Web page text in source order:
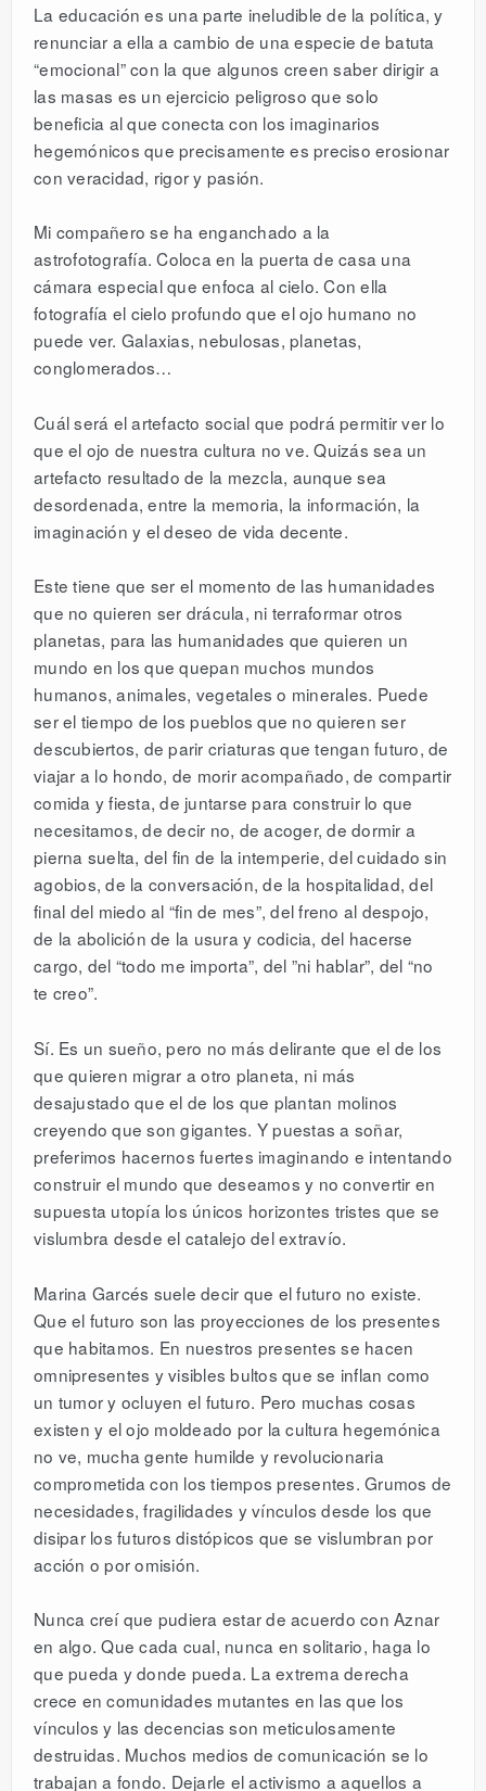
La educación es una parte ineludible de la política, y
renunciar a ella a cambio de una especie de batuta
“emocional” con la que algunos creen saber dirigir a
las masas es un ejercicio peligroso que solo
beneficia al que conecta con los imaginarios
hegemónicos que precisamente es preciso erosionar
con veracidad, rigor y pasión.
Mi compañero se ha enganchado a la
astrofotografía. Coloca en la puerta de casa una
cámara especial que enfoca al cielo. Con ella
fotografía el cielo profundo que el ojo humano no
puede ver. Galaxias, nebulosas, planetas,
conglomerados…
Cuál será el artefacto social que podrá permitir ver lo
que el ojo de nuestra cultura no ve. Quizás sea un
artefacto resultado de la mezcla, aunque sea
desordenada, entre la memoria, la información, la
imaginación y el deseo de vida decente.
Este tiene que ser el momento de las humanidades
que no quieren ser drácula, ni terraformar otros
planetas, para las humanidades que quieren un
mundo en los que quepan muchos mundos
humanos, animales, vegetales o minerales. Puede
ser el tiempo de los pueblos que no quieren ser
descubiertos, de parir criaturas que tengan futuro, de
viajar a lo hondo, de morir acompañado, de compartir
comida y fiesta, de juntarse para construir lo que
necesitamos, de decir no, de acoger, de dormir a
pierna suelta, del fin de la intemperie, del cuidado sin
agobios, de la conversación, de la hospitalidad, del
final del miedo al “fin de mes”, del freno al despojo,
de la abolición de la usura y codicia, del hacerse
cargo, del “todo me importa”, del ”ni hablar”, del “no
te creo”.
Sí. Es un sueño, pero no más delirante que el de los
que quieren migrar a otro planeta, ni más
desajustado que el de los que plantan molinos
creyendo que son gigantes. Y puestas a soñar,
preferimos hacernos fuertes imaginando e intentando
construir el mundo que deseamos y no convertir en
supuesta utopía los únicos horizontes tristes que se
vislumbra desde el catalejo del extravío.
Marina Garcés suele decir que el futuro no existe.
Que el futuro son las proyecciones de los presentes
que habitamos. En nuestros presentes se hacen
omnipresentes y visibles bultos que se inflan como
un tumor y ocluyen el futuro. Pero muchas cosas
existen y el ojo moldeado por la cultura hegemónica
no ve, mucha gente humilde y revolucionaria
comprometida con los tiempos presentes. Grumos de
necesidades, fragilidades y vínculos desde los que
disipar los futuros distópicos que se vislumbran por
acción o por omisión.
Nunca creí que pudiera estar de acuerdo con Aznar
en algo. Que cada cual, nunca en solitario, haga lo
que pueda y donde pueda. La extrema derecha
crece en comunidades mutantes en las que los
vínculos y las decencias son meticulosamente
destruidas. Muchos medios de comunicación se lo
trabajan a fondo. Dejarle el activismo a aquellos a